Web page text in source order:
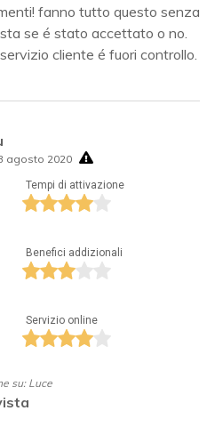
fanno tutto questo senza
se é stato accettato o no.
cliente é fuori controllo.
agosto 2020
Tempi di attivazione
Benefici addizionali
Servizio online
su: Luce